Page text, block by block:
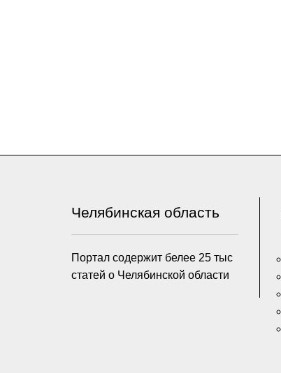
Челябинская область
Портал содержит белее 25 тыс
статей о Челябинской области